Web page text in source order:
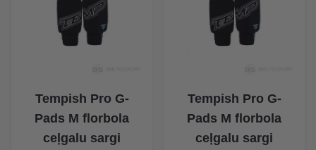
Tempish Pro G-
Pads M florbola
ceļgalu sargi
Tempish Pro G-
Pads M florbola
ceļgalu sargi